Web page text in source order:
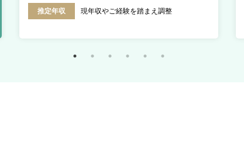
推定年収 現年収やご経験を踏まえ調整